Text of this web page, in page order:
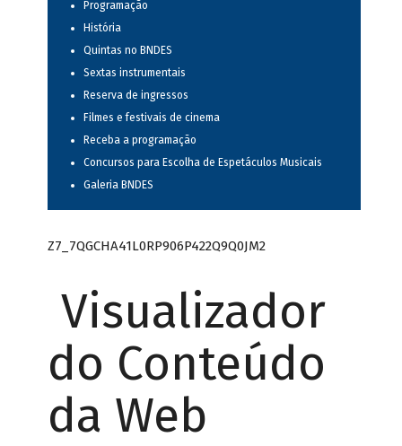
Programação
História
Quintas no BNDES
Sextas instrumentais
Reserva de ingressos
Filmes e festivais de cinema
Receba a programação
Concursos para Escolha de Espetáculos Musicais
Galeria BNDES
Z7_7QGCHA41L0RP906P422Q9Q0JM2
Visualizador
do Conteúdo
da Web